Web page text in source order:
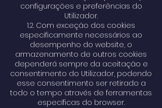
configurações e preferências do
Utilizador.
1.2. Com exceção dos cookies
especificamente necessários ao
desempenho do website, o
armazenamento de outros cookies
dependerá sempre da aceitação e
consentimento do Utilizador, podendo
esse consentimento ser retirado a
todo o tempo através de ferramentas
específicas do browser.